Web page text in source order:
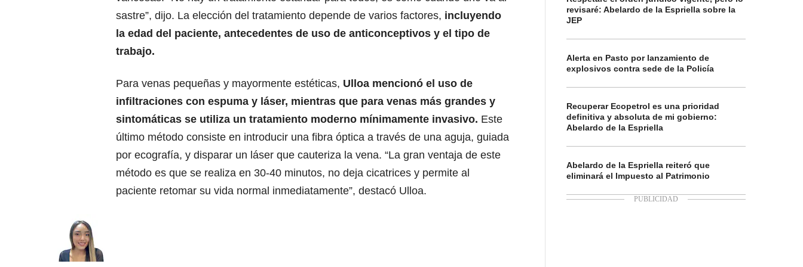
sastre”, dijo. La elección del tratamiento depende de varios factores, incluyendo
la edad del paciente, antecedentes de uso de anticonceptivos y el tipo de
trabajo.
Para venas pequeñas y mayormente estéticas, Ulloa mencionó el uso de
infiltraciones con espuma y láser, mientras que para venas más grandes y
sintomáticas se utiliza un tratamiento moderno mínimamente invasivo. Este
último método consiste en introducir una fibra óptica a través de una aguja, guiada
por ecografía, y disparar un láser que cauteriza la vena. “La gran ventaja de este
método es que se realiza en 30-40 minutos, no deja cicatrices y permite al
paciente retomar su vida normal inmediatamente”, destacó Ulloa.
revisaré: Abelardo de la Espriella sobre la
JEP
Alerta en Pasto por lanzamiento de
explosivos contra sede de la Policía
Recuperar Ecopetrol es una prioridad
definitiva y absoluta de mi gobierno:
Abelardo de la Espriella
Abelardo de la Espriella reiteró que
eliminará el Impuesto al Patrimonio